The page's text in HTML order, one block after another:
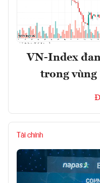
VN-Index
trong vùng
Tài chính